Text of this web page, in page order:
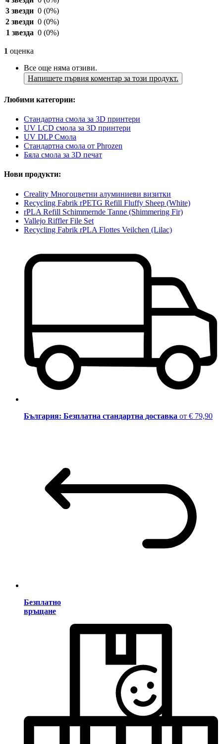
3 звезди 0 (0%)
2 звезди 0 (0%)
1 звезда 0 (0%)
1 оценка
Все още няма отзиви.
Напишете първия коментар за този продукт.
Любими категории:
Стандартна смола за 3D принтери
UV LCD смола за 3D принтери
UV DLP Смола
Стандартна смола от Phrozen
Бяла смола за 3D печат
Нови продукти:
Creality Многоцветни алуминиеви визитки
Recycling Fabrik rPETG Refill Fluffy Sheep (White)
rPLA Refill Schimmernde Tanne (Shimmering Fir)
Vallejo Riffler File Set
Recycling Fabrik rPLA Flottes Veilchen (Lilac)
България: Безплатна стандартна доставка от € 79,90
Безплатно
връщане